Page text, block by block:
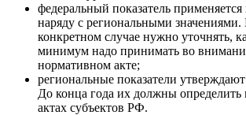
федеральный показатель применяется
наряду с региональными
конкретном случае нужно уточнять,
минимум надо принимать во
нормативном акте;
региональные показатели
До конца года их должны
актах субъектов РФ.